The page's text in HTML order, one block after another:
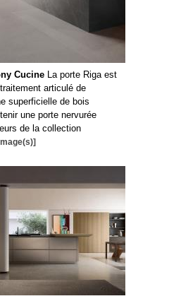
CucineLa porte Riga est
articulé de
superficielle de bois
une porte nervurée
de la collection